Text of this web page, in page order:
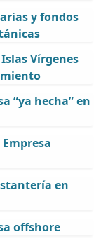
y fondos
Vírgenes
“ya hecha” en
en
offshore